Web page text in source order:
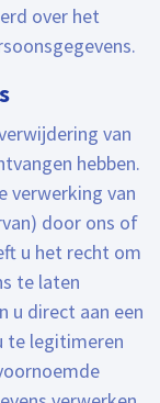
over het
van
hebben.
verwerking van
door ons of
u het recht om
te laten
u direct aan een
te legitimeren